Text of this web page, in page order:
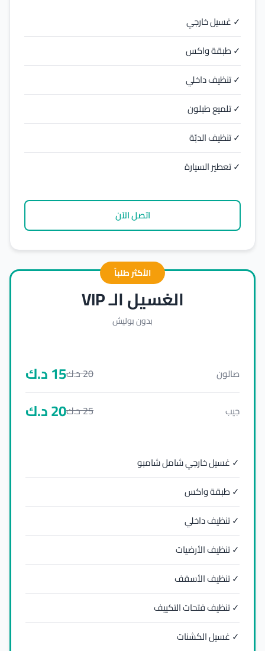
✓ غسيل خارجي
✓ طبقة واكس
✓ تنظيف داخلي
✓ تلميع طبلون
✓ تنظيف الدبّة
✓ تعطير السيارة
اتصل الآن
الأكثر طلباً
الغسيل الـ VIP
بدون بوليش
صالون 20د.ك15د.ك
جيب 25د.ك20د.ك
✓ غسيل خارجي شامل شامبو
✓ طبقة واكس
✓ تنظيف داخلي
✓ تنظيف الأرضيات
✓ تنظيف الأسقف
✓ تنظيف فتحات التكييف
✓ غسيل الكشنات